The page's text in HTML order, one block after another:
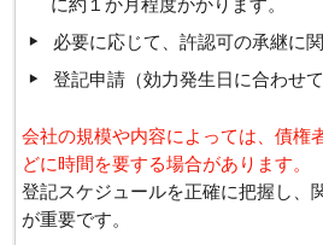
に約１か月程度かかります。
必要に応じて、許認可の承継に
登記申請（効力発生日に合わせて
会社の規模や内容によっては、債権
どに時間を要する場合があります。
登記スケジュールを正確に把握し、
が重要です。